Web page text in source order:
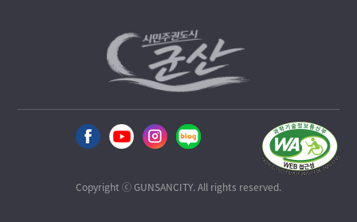
Copyright ⓒ GUNSANCITY. All rights reserved.